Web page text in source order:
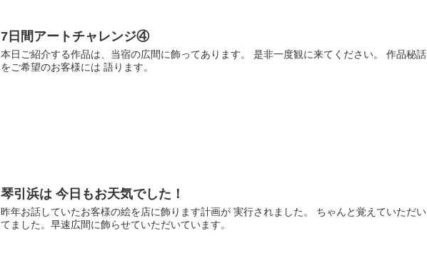
7日間アートチャレンジ④
本日ご紹介する作品は、当宿の広間に飾ってあります。 是非一度観に来てください。 作品秘話
をご希望のお客様には 語ります。
琴引浜は 今日もお天気でした！
昨年お話していたお客様の絵を店に飾ります計画が 実行されました。 ちゃんと覚えていただい
てました。早速広間に飾らせていただいています。